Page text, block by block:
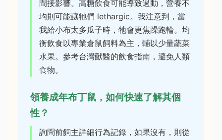
間接影響。高糖飲食可能導致過動，營養不
均則可能讓牠們 lethargic。我注意到，當
我給小布太多瓜子時，牠會更焦躁跑輪。均
衡飲食以專業倉鼠飼料為主，輔以少量蔬菜
水果。參考台灣獸醫的飲食指南，避免人類
食物。
領養成年布丁鼠，如何快速了解其個
性？
詢問前飼主詳細行為記錄，如果沒有，則從